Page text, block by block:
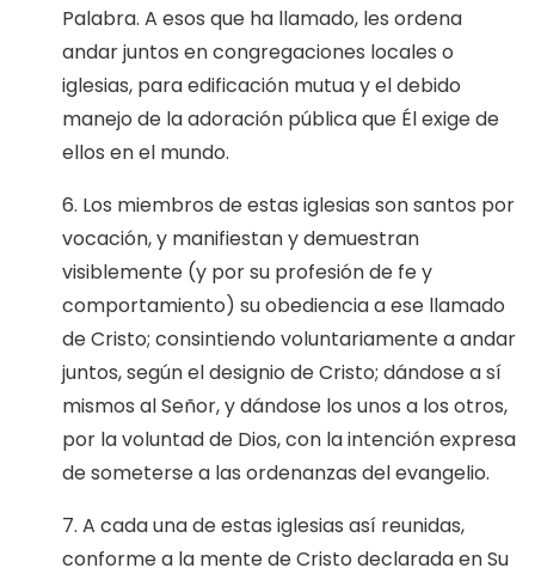
Palabra. A esos que ha llamado, les ordena
andar juntos en congregaciones locales o
iglesias, para edificación mutua y el debido
manejo de la adoración pública que Él exige de
ellos en el mundo.
6. Los miembros de estas iglesias son santos por
vocación, y manifiestan y demuestran
visiblemente (y por su profesión de fe y
comportamiento) su obediencia a ese llamado
de Cristo; consintiendo voluntariamente a andar
juntos, según el designio de Cristo; dándose a sí
mismos al Señor, y dándose los unos a los otros,
por la voluntad de Dios, con la intención expresa
de someterse a las ordenanzas del evangelio.
7. A cada una de estas iglesias así reunidas,
conforme a la mente de Cristo declarada en Su